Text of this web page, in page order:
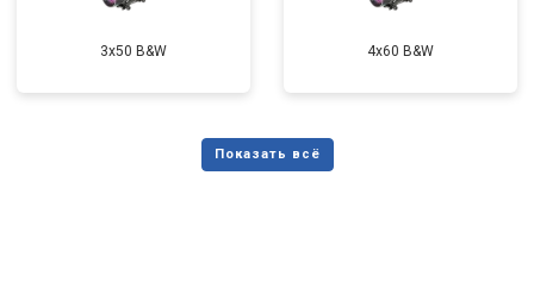
3x50 B&W 4x60 B&W